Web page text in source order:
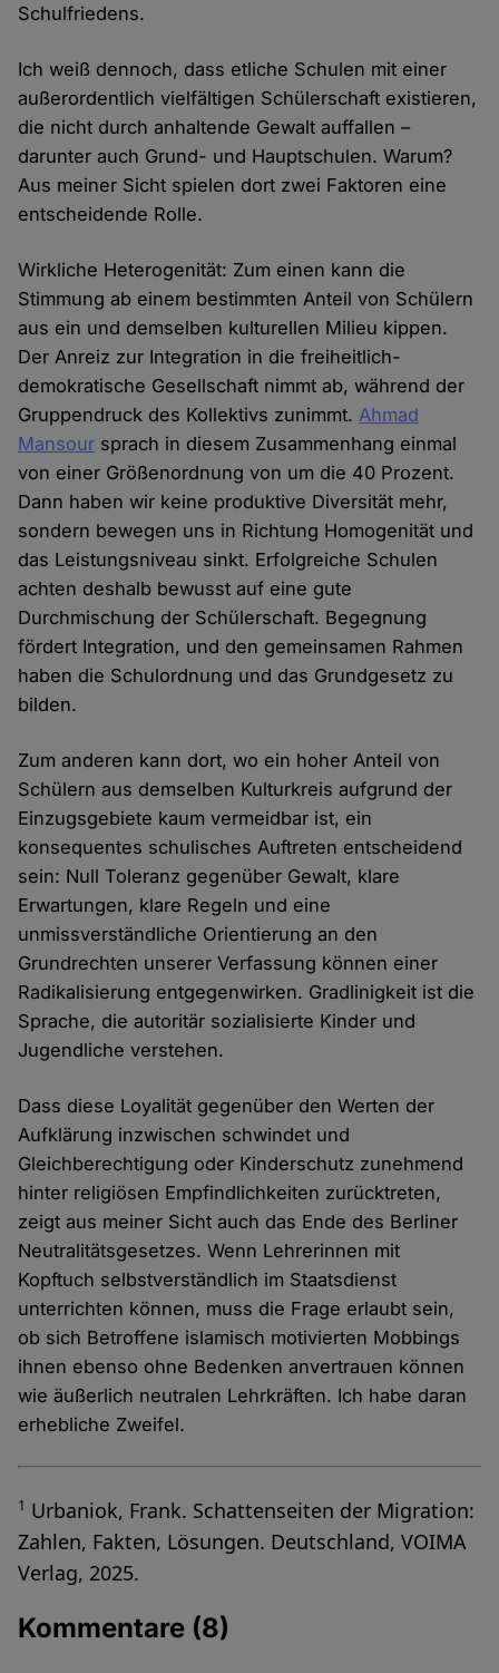
Schulfriedens.
Ich weiß dennoch, dass etliche Schulen mit einer
außerordentlich vielfältigen Schülerschaft existieren,
die nicht durch anhaltende Gewalt auffallen –
darunter auch Grund- und Hauptschulen. Warum?
Aus meiner Sicht spielen dort zwei Faktoren eine
entscheidende Rolle.
Wirkliche Heterogenität: Zum einen kann die
Stimmung ab einem bestimmten Anteil von Schülern
aus ein und demselben kulturellen Milieu kippen.
Der Anreiz zur Integration in die freiheitlich-
demokratische Gesellschaft nimmt ab, während der
Gruppendruck des Kollektivs zunimmt. Ahmad
Mansour sprach in diesem Zusammenhang einmal
von einer Größenordnung von um die 40 Prozent.
Dann haben wir keine produktive Diversität mehr,
sondern bewegen uns in Richtung Homogenität und
das Leistungsniveau sinkt. Erfolgreiche Schulen
achten deshalb bewusst auf eine gute
Durchmischung der Schülerschaft. Begegnung
fördert Integration, und den gemeinsamen Rahmen
haben die Schulordnung und das Grundgesetz zu
bilden.
Zum anderen kann dort, wo ein hoher Anteil von
Schülern aus demselben Kulturkreis aufgrund der
Einzugsgebiete kaum vermeidbar ist, ein
konsequentes schulisches Auftreten entscheidend
sein: Null Toleranz gegenüber Gewalt, klare
Erwartungen, klare Regeln und eine
unmissverständliche Orientierung an den
Grundrechten unserer Verfassung können einer
Radikalisierung entgegenwirken. Gradlinigkeit ist die
Sprache, die autoritär sozialisierte Kinder und
Jugendliche verstehen.
Dass diese Loyalität gegenüber den Werten der
Aufklärung inzwischen schwindet und
Gleichberechtigung oder Kinderschutz zunehmend
hinter religiösen Empfindlichkeiten zurücktreten,
zeigt aus meiner Sicht auch das Ende des Berliner
Neutralitätsgesetzes. Wenn Lehrerinnen mit
Kopftuch selbstverständlich im Staatsdienst
unterrichten können, muss die Frage erlaubt sein,
ob sich Betroffene islamisch motivierten Mobbings
ihnen ebenso ohne Bedenken anvertrauen können
wie äußerlich neutralen Lehrkräften. Ich habe daran
erhebliche Zweifel.
1 Urbaniok, Frank. Schattenseiten der Migration:
Zahlen, Fakten, Lösungen. Deutschland, VOIMA
Verlag, 2025.
Kommentare (8)